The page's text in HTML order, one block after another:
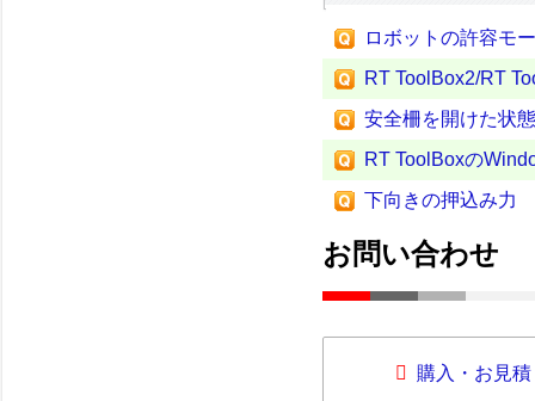
ロボットの許容モ
RT ToolBox2/RT
安全柵を開けた状
RT ToolBoxの
下向きの押込み力
お問い合わせ
購入・お見